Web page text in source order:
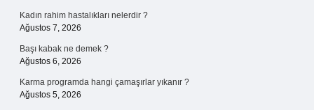
Kadın rahim hastalıkları nelerdir ?
Ağustos 7, 2026
Başı kabak ne demek ?
Ağustos 6, 2026
Karma programda hangi çamaşırlar yıkanır ?
Ağustos 5, 2026